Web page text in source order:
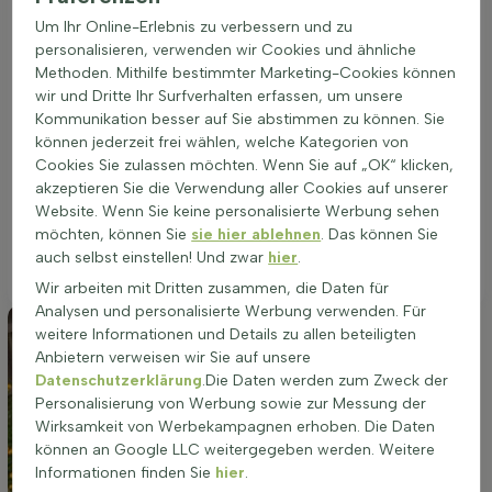
Cephalanthus occidentalis gedeiht am besten an einem
sonnigen bis halbschattigen Standort. Diese Pflanze
bevorzugt feuchte Böden und ist ideal für nasse Gebiete
geeignet. Eine gut durchlässige Erde fördert das Wachstum
und die Gesundheit der Pflanze. Auf allen Bodenarten kann
sie gut wachsen, solange die Feuchtigkeit ausreichend ist. Ein
optimaler Standort führt zu einer reicheren Blüte und
intensiveren Herbstfarben. Die Pflanze eignet sich
hervorragend für die Bepflanzung in Beeten oder als
Gruppenpflanzung. Die richtige Standortwahl ist
entscheidend für das Wohlbefinden und die Blühfreudigkeit
Um Ihr Online-Erlebnis zu verbessern und zu
personalisieren, verwenden wir Cookies und ähnliche
Methoden. Mithilfe bestimmter Marketing-Cookies können
wir und Dritte Ihr Surfverhalten erfassen, um unsere
Kommunikation besser auf Sie abstimmen zu können. Sie
können jederzeit frei wählen, welche Kategorien von
Cookies Sie zulassen möchten. Wenn Sie auf „OK“ klicken,
akzeptieren Sie die Verwendung aller Cookies auf unserer
Website. Wenn Sie keine personalisierte Werbung sehen
möchten, können Sie sie hier ablehnen. Das können Sie
auch selbst einstellen! Und zwar hier.
Wir arbeiten mit Dritten zusammen, die Daten für
Analysen und personalisierte Werbung verwenden. Für
weitere Informationen und Details zu allen beteiligten
Anbietern verweisen wir Sie auf unsere
Datenschutzerklärung.Die Daten werden zum Zweck der
Personalisierung von Werbung sowie zur Messung der
Wirksamkeit von Werbekampagnen erhoben. Die Daten
können an Google LLC weitergegeben werden. Weitere
Informationen finden Sie hier.